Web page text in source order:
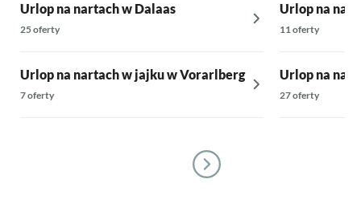
Urlop na nartach w Dalaas
25 oferty
Urlop na nartach w jajku w Vorarlberg
7 oferty
Urlop na
11 oferty
Urlop na
27 oferty